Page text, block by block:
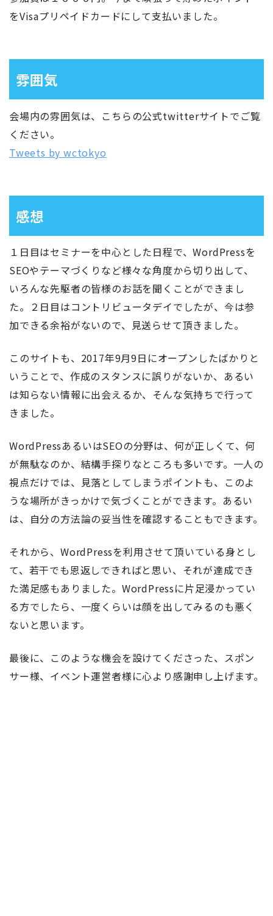
をVisaプリペイドカードにして支払いました。
雰囲気
会場内の雰囲気は、こちらの公式twitterサイトでご覧
ください。
Tweets by wctokyo
感想
１日目はセミナーを中心とした日程で、WordPressを
SEOやテーマづくりなど様々な角度から切り出して、
いろんな先駆者の皆様のお話を聞くことができまし
た。２日目はコントリビュータデイでしたが、今は参
加できる余裕がないので、見送らせて頂きました。
このサイトも、2017年9月9日にオープンしたばかりと
いうことで、作成のスタンスに誤りがないか、あるい
は知らない情報に出会えるか、そんな気持ちで行って
きました。
WordPressあるいはSEOの分野は、何が正しくて、何
が無駄なのか、結構手探りなところも多いです。一人の
視点だけでは、見落としてしまうポイントも、このよ
うな場所がきっかけで気づくことができます。あるい
は、自分の方法論の妥当性を確認することもできます。
それから、WordPressを利用させて頂いている身とし
て、若干でも恩返しできればと思い、それが達成でき
た満足感もありました。WordPressに片足浸かってい
る方でしたら、一度くらいは顔を出してみるのも悪く
ないと思います。
最後に、このような機会を設けてくださった、スポン
サー様、イベント運営者様に心より感謝申し上げます。